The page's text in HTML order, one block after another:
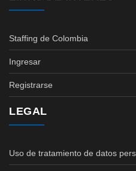
Staffing de Colombia
Ingresar
Registrarse
LEGAL
Uso de tratamiento de datos